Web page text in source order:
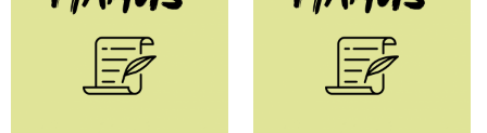
olika
olika